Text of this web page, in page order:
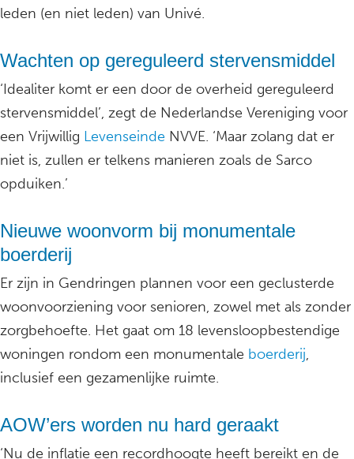
leden (en niet leden) van Univé.
Wachten op gereguleerd stervensmiddel
‘Idealiter komt er een door de overheid gereguleerd
stervensmiddel’, zegt de Nederlandse Vereniging voor
een Vrijwillig Levenseinde NVVE. ‘Maar zolang dat er
niet is, zullen er telkens manieren zoals de Sarco
opduiken.’
Nieuwe woonvorm bij monumentale
boerderij
Er zijn in Gendringen plannen voor een geclusterde
woonvoorziening voor senioren, zowel met als zonder
zorgbehoefte. Het gaat om 18 levensloopbestendige
woningen rondom een monumentale boerderij,
inclusief een gezamenlijke ruimte.
AOW’ers worden nu hard geraakt
‘Nu de inflatie een recordhoogte heeft bereikt en de